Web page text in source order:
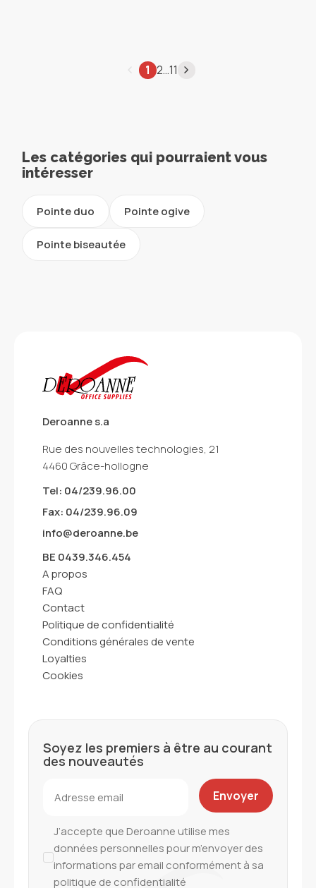
1 2…11
Les catégories qui pourraient vous
intéresser
Pointe duo Pointe ogive
Pointe biseautée
Deroanne s.a
Rue des nouvelles technologies, 21
4460 Grâce-hollogne
Tel: 04/239.96.00
Fax: 04/239.96.09
info@deroanne.be
BE 0439.346.454
A propos
FAQ
Contact
Politique de confidentialité
Conditions générales de vente
Loyalties
Cookies
Soyez les premiers à être au courant
des nouveautés
J’accepte que Deroanne utilise mes
données personnelles pour m’envoyer des
informations par email conformément à sa
politique de confidentialité